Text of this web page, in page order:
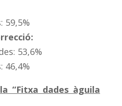
59,5%
53,6%
46,4%
“Fitxa dades àguila